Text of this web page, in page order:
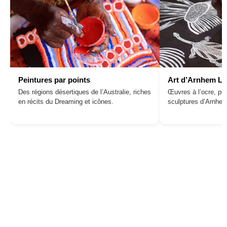
Peintures par points
Des régions désertiques de l’Australie, riches
en récits du Dreaming et icônes.
Art d’Arnhem
Œuvres à l’ocre,
sculptures